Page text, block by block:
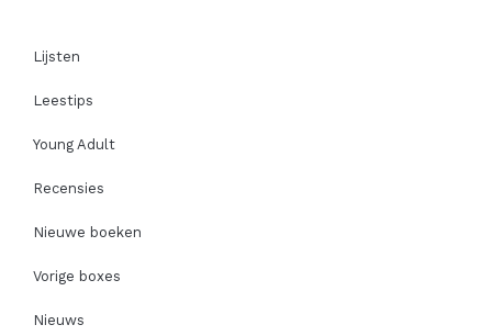
Lijsten
Leestips
Young Adult
Recensies
Nieuwe boeken
Vorige boxes
Nieuws